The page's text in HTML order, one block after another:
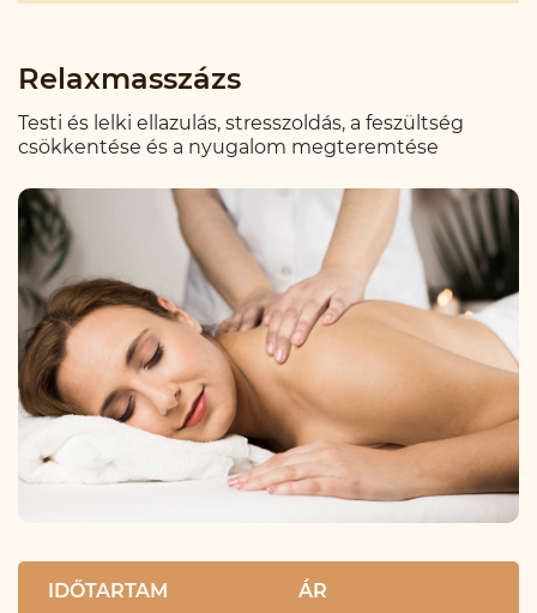
Relaxmasszázs
Testi és lelki ellazulás, stresszoldás, a feszültség
csökkentése és a nyugalom megteremtése
IDŐTARTAM ÁR